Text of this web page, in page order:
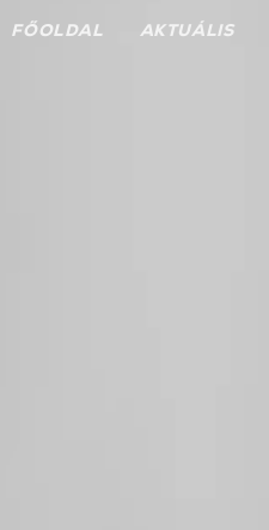
FŐOLDAL AKTUÁLIS